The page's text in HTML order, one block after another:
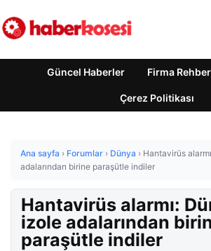
Güncel Haberler Firma
Çerez Politikası
Ana sayfa › Forumlar › Dünya › Hantavirüs
adalarından birine paraşütle indiler
Hantavirüs alarmı:
izole adalarından
paraşütle indiler